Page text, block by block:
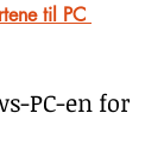
til PC
PC-en for